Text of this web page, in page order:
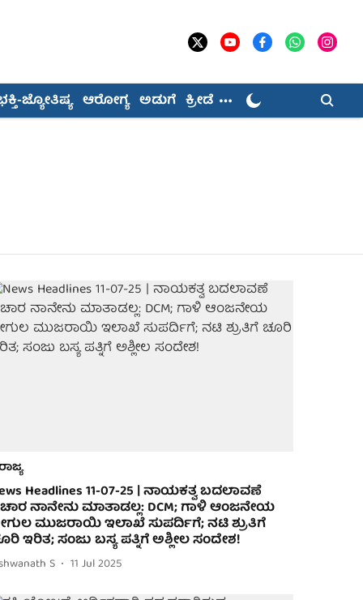
ಜ್ಯೋತಿಷ್ಯ ಆರೋಗ್ಯ ಅಡುಗೆ ಕ್ರೀಡೆ
Headlines 11-07-25 | ನಾಯಕತ್ವ ಬದಲಾವಣೆ
ನಾನೇನು ಮಾತಾಡಲ್ಲ: DCM; ಗಾಳಿ ಆಂಜನೇಯ
ಮುಜರಾಯಿ ಇಲಾಖೆ ಸುಪರ್ದಿಗೆ; ನಟಿ ಶ್ರುತಿಗೆ
ಇರಿತ; ಸಂಜು ಬಸ್ಯ ಪತ್ನಿಗೆ ಅಶ್ಲೀಲ ಸಂದೇಶ!
S 11 Jul 2025